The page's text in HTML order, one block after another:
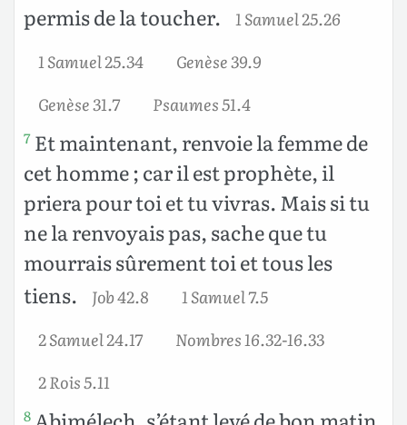
permis de la toucher.
1 Samuel 25.26
1 Samuel 25.34
Genèse 39.9
Genèse 31.7
Psaumes 51.4
7 Et maintenant, renvoie la femme de
cet homme ; car il est prophète, il
priera pour toi et tu vivras. Mais si tu
ne la renvoyais pas, sache que tu
mourrais sûrement toi et tous les
tiens.
Job 42.8
1 Samuel 7.5
2 Samuel 24.17
Nombres 16.32-16.33
2 Rois 5.11
8